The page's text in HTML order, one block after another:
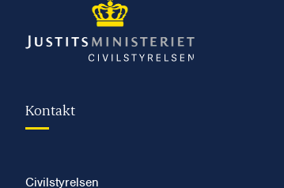
Kontakt
Civilstyrelsen